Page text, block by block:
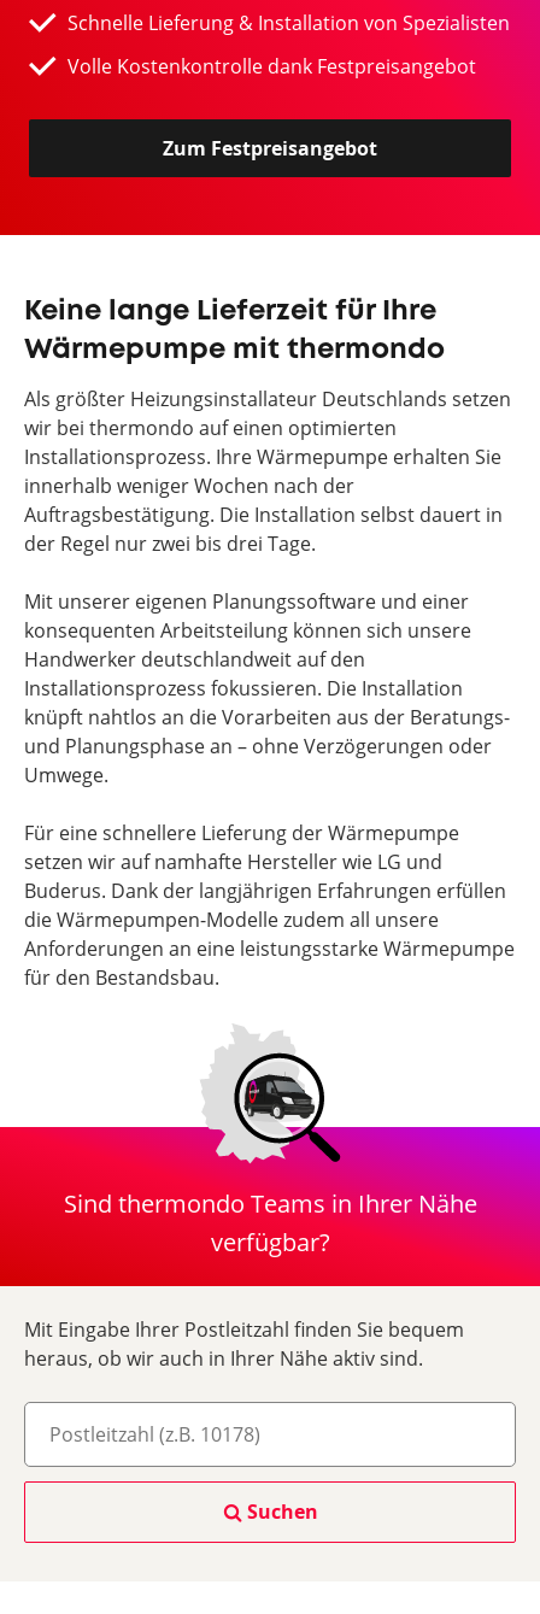
Schnelle Lieferung & Installation von Spezialisten
Volle Kostenkontrolle dank Festpreisangebot
Zum Festpreisangebot
Keine lange Lieferzeit für Ihre
Wärmepumpe mit thermondo
Als größter Heizungsinstallateur Deutschlands setzen
wir bei thermondo auf einen optimierten
Installationsprozess. Ihre Wärmepumpe erhalten Sie
innerhalb weniger Wochen nach der
Auftragsbestätigung. Die Installation selbst dauert in
der Regel nur zwei bis drei Tage.
Mit unserer eigenen Planungssoftware und einer
konsequenten Arbeitsteilung können sich unsere
Handwerker deutschlandweit auf den
Installationsprozess fokussieren. Die Installation
knüpft nahtlos an die Vorarbeiten aus der Beratungs-
und Planungsphase an – ohne Verzögerungen oder
Umwege.
Für eine schnellere Lieferung der Wärmepumpe
setzen wir auf namhafte Hersteller wie LG und
Buderus. Dank der langjährigen Erfahrungen erfüllen
die Wärmepumpen-Modelle zudem all unsere
Anforderungen an eine leistungsstarke Wärmepumpe
für den Bestandsbau.
Sind thermondo Teams in Ihrer Nähe
verfügbar?
Mit Eingabe Ihrer Postleitzahl finden Sie bequem
heraus, ob wir auch in Ihrer Nähe aktiv sind.
Suchen